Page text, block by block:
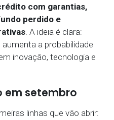
com garantias,
perdido e
. A ideia é clara:
a probabilidade
inovação, tecnologia e
em setembro
linhas que vão abrir: